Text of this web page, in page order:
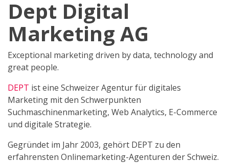
Dept Digital
Marketing AG
Exceptional marketing driven by data, technology and
great people.
DEPT ist eine Schweizer Agentur für digitales
Marketing mit den Schwerpunkten
Suchmaschinenmarketing, Web Analytics, E-Commerce
und digitale Strategie.
Gegründet im Jahr 2003, gehört DEPT zu den
erfahrensten Onlinemarketing-Agenturen der Schweiz.